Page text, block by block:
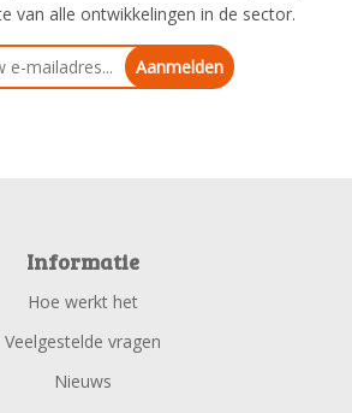
van alle ontwikkelingen in de sector.
Aanmelden
Informatie
Hoe werkt het
Veelgestelde vragen
Nieuws